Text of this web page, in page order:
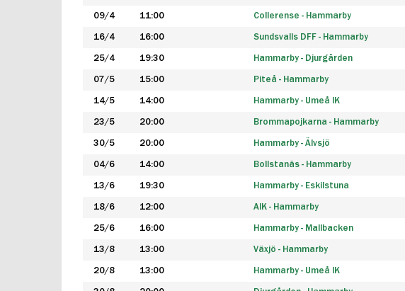
09/4 11:00 Collerense - Hammarby
16/4 16:00 Sundsvalls DFF - Hammarby
25/4 19:30 Hammarby - Djurgården
07/5 15:00 Piteå - Hammarby
14/5 14:00 Hammarby - Umeå IK
23/5 20:00 Brommapojkarna - Hammarby
30/5 20:00 Hammarby - Älvsjö
04/6 14:00 Bollstanäs - Hammarby
13/6 19:30 Hammarby - Eskilstuna
18/6 12:00 AIK - Hammarby
25/6 16:00 Hammarby - Mallbacken
13/8 13:00 Växjö - Hammarby
20/8 13:00 Hammarby - Umeå IK